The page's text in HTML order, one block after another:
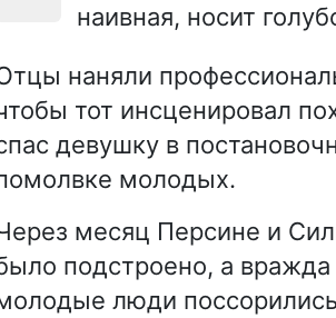
наивная, носит
наняли
тот инсценировал
девушку в
молодых.
месяц Персине и
подстроено, а
люди